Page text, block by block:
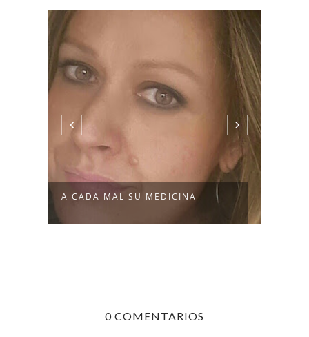
A CADA MAL SU MEDICINA
0 COMENTARIOS